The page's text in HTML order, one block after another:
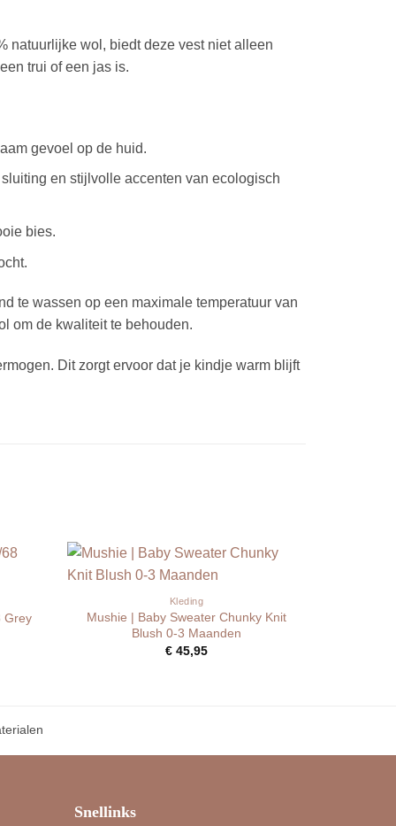
natuurlijke wol, biedt deze vest niet alleen
trui of een jas is.
gevoel op de huid.
en stijlvolle accenten van ecologisch
bies.
te wassen op een maximale temperatuur van
om de kwaliteit te behouden.
Dit zorgt ervoor dat je kindje warm blijft
Grey
Kleding
Mushie | Baby Sweater Chunky Knit
Blush 0-3 Maanden
€ 45,95
Snellinks